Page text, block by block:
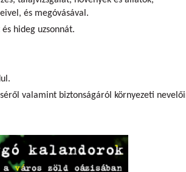
és megóvásával.
hideg uzsonnát.
valamint biztonságáról környezeti